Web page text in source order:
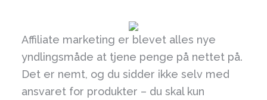
Affiliate marketing er blevet alles nye
yndlingsmåde at tjene penge på nettet på.
Det er nemt, og du sidder ikke selv med
ansvaret for produkter – du skal kun